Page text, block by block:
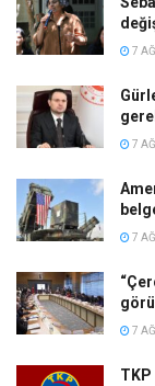
7
7
7
7